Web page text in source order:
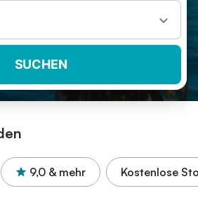
SUCHEN
9,0 & mehr Kostenlose